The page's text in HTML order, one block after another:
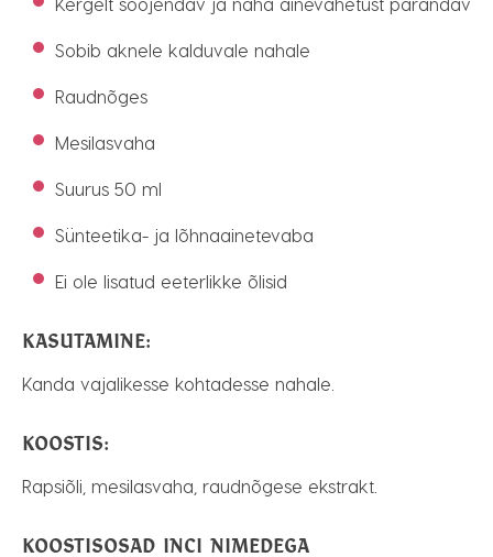
Sobib aknele kalduvale nahale
Raudnõges
Mesilasvaha
Suurus 50 ml
Sünteetika- ja lõhnaainetevaba
Ei ole lisatud eeterlikke õlisid
KASUTAMINE:
Kanda vajalikesse kohtadesse nahale.
KOOSTIS:
Rapsiõli, mesilasvaha, raudnõgese ekstrakt.
KOOSTISOSAD INCI NIMEDEGA